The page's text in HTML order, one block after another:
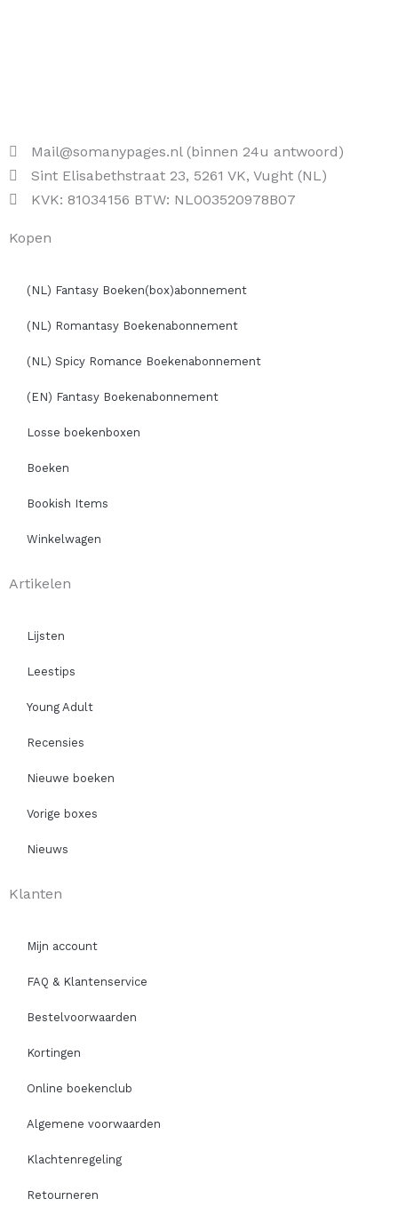
Mail@somanypages.nl (binnen 24u antwoord)
Sint Elisabethstraat 23, 5261 VK, Vught (NL)
KVK: 81034156 BTW: NL003520978B07
Kopen
(NL) Fantasy Boeken(box)abonnement
(NL) Romantasy Boekenabonnement
(NL) Spicy Romance Boekenabonnement
(EN) Fantasy Boekenabonnement
Losse boekenboxen
Boeken
Bookish Items
Winkelwagen
Artikelen
Lijsten
Leestips
Young Adult
Recensies
Nieuwe boeken
Vorige boxes
Nieuws
Klanten
Mijn account
FAQ & Klantenservice
Bestelvoorwaarden
Kortingen
Online boekenclub
Algemene voorwaarden
Klachtenregeling
Retourneren